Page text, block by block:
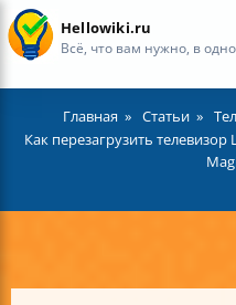
Hellowiki.ru
Всё, что вам нужно, в
Главная Статьи
Как перезагрузить